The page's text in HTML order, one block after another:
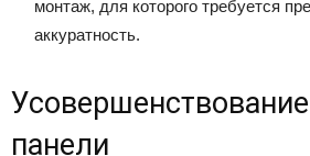
монтаж, для которого требуется
аккуратность.
панели